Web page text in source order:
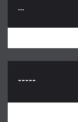
...
-----